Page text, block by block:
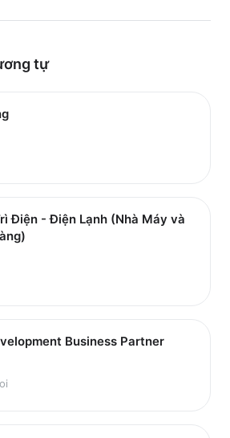
tự
Điện - Điện Lạnh (Nhà Máy và
Business Partner